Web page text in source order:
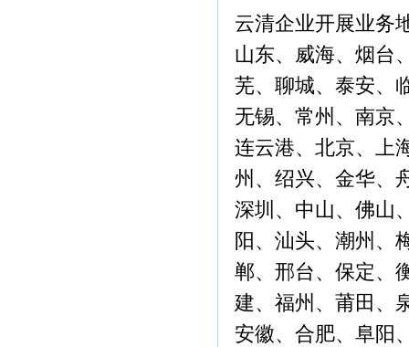
云清企业开展业务
山东、威海、烟台
芜、聊城、泰安、
无锡、常州、南京
连云港、北京、上
州、绍兴、金华、
深圳、中山、佛山
阳、汕头、潮州、
郸、邢台、保定、
建、福州、莆田、
安徽、合肥、阜阳